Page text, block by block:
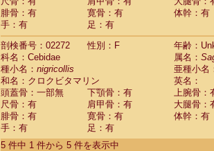
Pitheciidae Callicebus
Pitheciidae Chiropotes satanas
Pitheciidae Pithecia monachus
Pitheciidae Pithecia pithecia (0)
Cercopithecidae Cercocebus agilis (0)
Cercopithecidae
Cercocebus
Cercopithecidae
Cercocebus
CercopithecidaeCercocebus
CercopithecidaeCercocebus
CercopithecidaeCercocebus hybrid(0)
CercopithecidaeCercocebus
CercopithecidaeLophocebus
腓骨：有
寛骨：有
体幹：有
手：有
足：有
剖検番号：02272
性別：F
年齢：
科名：Cebidae
属名：
種小名： nigricollis
亜種小名
和名：クロクビタマリン
英名：
頭蓋骨：一部無
下顎骨：有
上腕骨：
尺骨：有
肩甲骨：有
大腿骨：
腓骨：有
寛骨：有
体幹：有
手：有
足：有
5 件中 1 件から 5 件を表示中